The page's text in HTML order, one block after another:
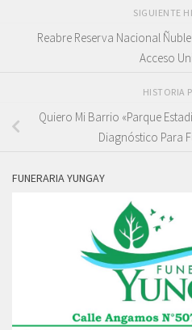
SIGUIENTE
Reabre Reserva Nacional
Acceso
HISTORIA
Quiero Mi Barrio «Parque
Diagnóstico Para
FUNERARIA YUNGAY